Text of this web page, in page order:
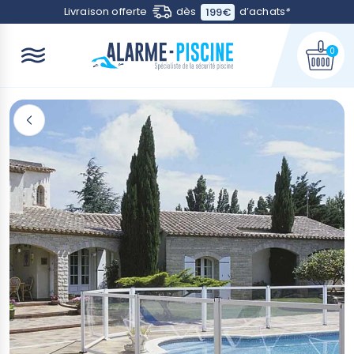
Contactez-nousLivraison offerte dès 199€ d’achats*
0